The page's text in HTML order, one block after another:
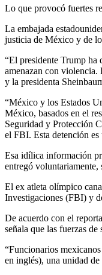
Lo que provocó fuertes
La embajada
justicia de México y de
“El presidente Trump ha
amenazan con violencia.
y la presidenta
“México y los Estados
México, basados en el
Seguridad y Protección
el FBI. Esta detención es
Esa idílica información
entregó
El ex atleta olímpico
Investigaciones (FBI) y
De acuerdo con el
señala que las fuerzas
“Funcionarios
en inglés), una unidad